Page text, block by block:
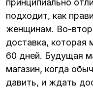
принципиально
подходит, как
женщинам. Во-
доставка, которая
60 дней. Будущая
магазин, когда
давить, и ждать